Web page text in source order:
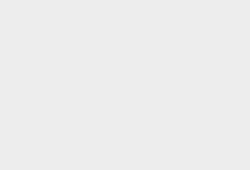
seleccionado por nuestros usuarios porque es el
gusto! Estás a punto de imprimir el Noddy
que puedes pintar tu dibujo online con la
colorear en línea que aparece en el dibujo.